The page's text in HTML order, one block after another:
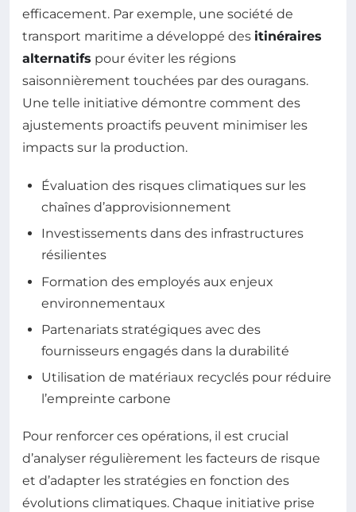
efficacement. Par exemple, une société de
transport maritime a développé des itinéraires
alternatifs pour éviter les régions
saisonnièrement touchées par des ouragans.
Une telle initiative démontre comment des
ajustements proactifs peuvent minimiser les
impacts sur la production.
Évaluation des risques climatiques sur les
chaînes d’approvisionnement
Investissements dans des infrastructures
résilientes
Formation des employés aux enjeux
environnementaux
Partenariats stratégiques avec des
fournisseurs engagés dans la durabilité
Utilisation de matériaux recyclés pour réduire
l’empreinte carbone
Pour renforcer ces opérations, il est crucial
d’analyser régulièrement les facteurs de risque
et d’adapter les stratégies en fonction des
évolutions climatiques. Chaque initiative prise